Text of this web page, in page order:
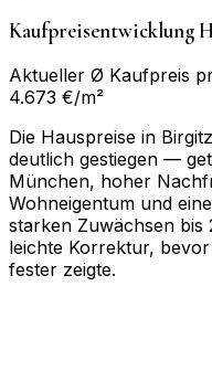
Kaufpreisentwicklung
Aktueller Ø Kaufpreis
4.673 €/m²
Die Hauspreise in
deutlich gestiegen —
München, hoher
Wohneigentum und
starken Zuwächsen bis
leichte Korrektur,
fester zeigte.